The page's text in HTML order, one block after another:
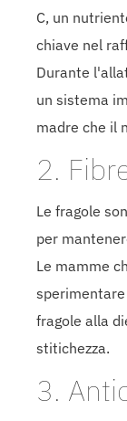
C, un
chiave nel
Durante
un sistema
madre che il
2.
Le fragole
per
Le mamme
fragole alla
stitichezza.
3.